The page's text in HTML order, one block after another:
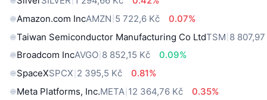
Amazon.com IncAMZN 5 722,6 Kč
0.07%
Taiwan Semiconductor Manufacturing Co LtdTSM 8
Broadcom IncAVGO 8 852,15 Kč
0.09%
SpaceXSPCX 2 395,5 Kč
0.81%
Meta Platforms, Inc.META 12 364,76 Kč
0.35%